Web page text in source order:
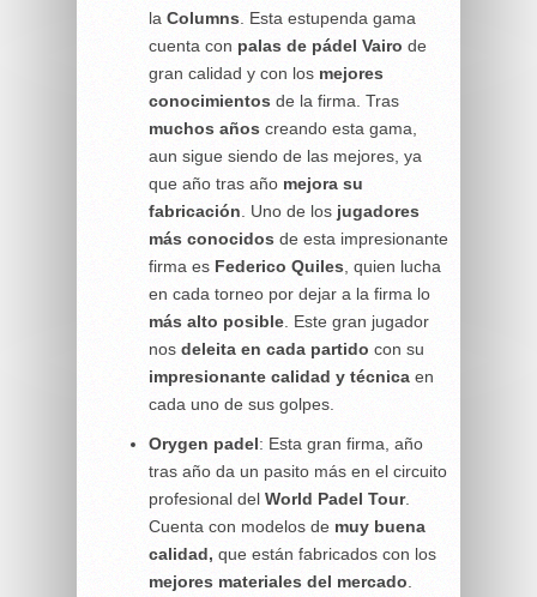
la Columns . Esta estupenda gama
cuenta con palas de pádel Vairo de
gran calidad y con los mejores
conocimientos de la firma. Tras
muchos años creando esta gama,
aun sigue siendo de las mejores, ya
que año tras año mejora su
fabricación . Uno de los jugadores
más conocidos de esta impresionante
firma es Federico Quiles , quien lucha
en cada torneo por dejar a la firma lo
más alto posible . Este gran jugador
nos deleita en cada partido con su
impresionante calidad y técnica en
cada uno de sus golpes.
Orygen padel: Esta gran firma, año
tras año da un pasito más en el circuito
profesional del World Padel Tour.
Cuenta con modelos de muy buena
calidad, que están fabricados con los
mejores materiales del mercado